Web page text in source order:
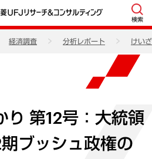
検索
経済調査 分析レポート けい
り 第12号：大統領
ブッシュ政権の